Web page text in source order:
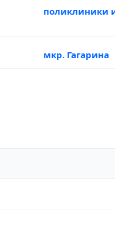
поликлиники
мкр. Гагарина